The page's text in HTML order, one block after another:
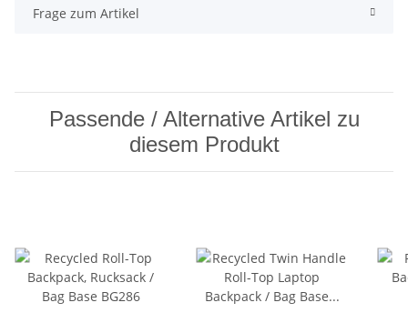
Frage zum Artikel
Passende / Alternative Artikel zu
diesem Produkt